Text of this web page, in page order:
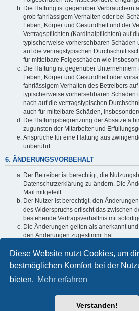
Diese Website nutzt Cookies, um
bestmöglichen Komfort bei der
bieten. Mehr erfahren
Verstanden!
Die Haftung ist gegenüber Verbrauchern
grob fahrlässigem Verhalten oder bei
Leben, Körper und Gesundheit und der
Vertragspflichten (Kardinalpflichten) auf
typischerweise vorhersehbaren Schäden
auf die vertragstypischen
für mittelbare Folgeschäden wie
Die Haftung ist gegenüber
Leben, Körper und Gesundheit oder
fahrlässigem Verhalten des Betreibers
typischerweise vorhersehbaren Schäden
nach auf die vertragstypischen
auch für mittelbare Schäden,
Die Haftungsbegrenzung der Absätze a
zugunsten der Mitarbeiter und
Ansprüche für eine Haftung aus
unberührt.
6. ÄNDERUNGSVORBEHALT
Der Betreiber ist berechtigt, die
Datenschutzerklärung zu ändern. Die
Mail mitgeteilt.
Der Nutzer ist berechtigt, den
des Widerspruchs erlischt das zwischen
bestehende Vertragsverhältnis mit
Die Änderungen gelten als anerkannt
den Änderungen zugestimmt hat.
Informationen über den Umgang mit
sind in der Datenschutzerklärung
Powered byphpBB® Forum Software